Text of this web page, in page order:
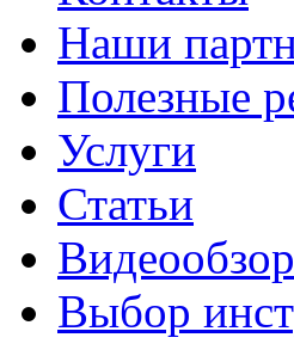
Наши
Полезные
Услуги
Статьи
Выбор